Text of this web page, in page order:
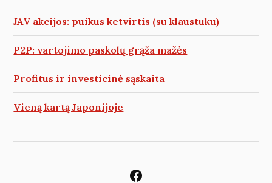
JAV akcijos: puikus ketvirtis (su klaustuku)
P2P: vartojimo paskolų grąža mažės
Profitus ir investicinė sąskaita
Vieną kartą Japonijoje